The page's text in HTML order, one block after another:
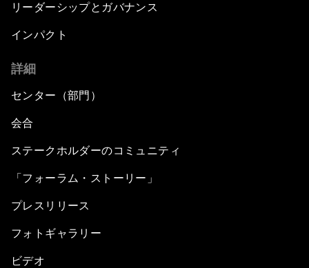
リーダーシップとガバナンス
インパクト
詳細
センター（部門）
会合
ステークホルダーのコミュニティ
「フォーラム・ストーリー」
プレスリリース
フォトギャラリー
ビデオ